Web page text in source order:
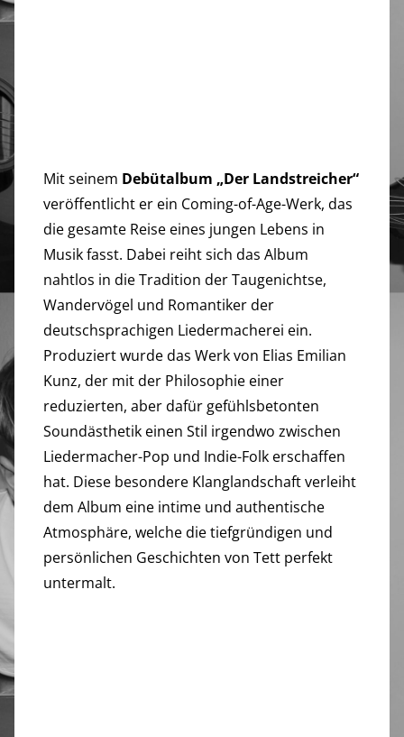
Mit seinem Debütalbum „Der Landstreicher“
veröffentlicht er ein Coming-of-Age-Werk, das
die gesamte Reise eines jungen Lebens in
Musik fasst. Dabei reiht sich das Album
nahtlos in die Tradition der Taugenichtse,
Wandervögel und Romantiker der
deutschsprachigen Liedermacherei ein.
Produziert wurde das Werk von Elias Emilian
Kunz, der mit der Philosophie einer
reduzierten, aber dafür gefühlsbetonten
Soundästhetik einen Stil irgendwo zwischen
Liedermacher-Pop und Indie-Folk erschaffen
hat. Diese besondere Klanglandschaft verleiht
dem Album eine intime und authentische
Atmosphäre, welche die tiefgründigen und
persönlichen Geschichten von Tett perfekt
untermalt.